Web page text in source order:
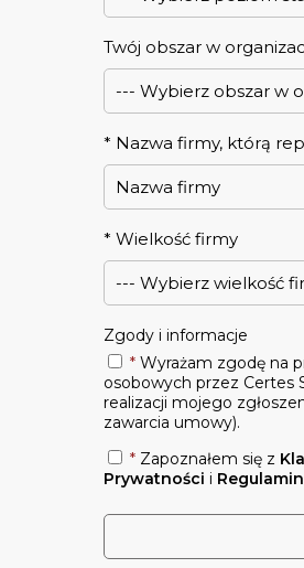
Twój obszar w
* Nazwa firmy, którą
* Wielkość firmy
Zgody i informacje
* Wyrażam zgodę na
osobowych przez Certes
realizacji mojego
zawarcia umowy).
* Zapoznałem się z
Prywatności i